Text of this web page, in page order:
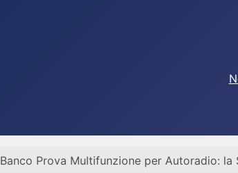
Banco Prova Multifunzione per Autoradio: